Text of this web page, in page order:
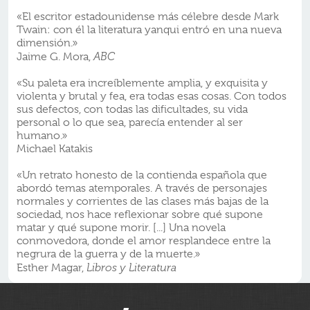
«El escritor estadounidense más célebre desde Mark
Twain: con él la literatura yanqui entró en una nueva
dimensión.»
Jaime G. Mora,ABC
«Su paleta era increíblemente amplia, y exquisita y
violenta y brutal y fea, era todas esas cosas. Con todos
sus defectos, con todas las dificultades, su vida
personal o lo que sea, parecía entender al ser
humano.»
Michael Katakis
«Un retrato honesto de la contienda española que
abordó temas atemporales. A través de personajes
normales y corrientes de las clases más bajas de la
sociedad, nos hace reflexionar sobre qué supone
matar y qué supone morir. [...] Una novela
conmovedora, donde el amor resplandece entre la
negrura de la guerra y de la muerte.»
Esther Magar, Libros y Literatura